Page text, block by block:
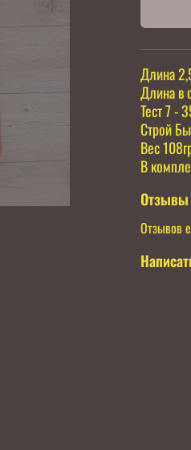
Длина
Длина в
Тест 7 -
Строй
Вес
В
Отзывы
Отзывов